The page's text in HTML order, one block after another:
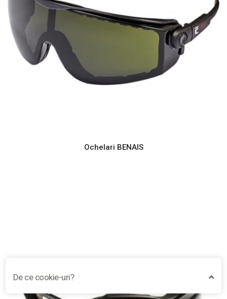
Ochelari BENAIS
De ce cookie-uri?